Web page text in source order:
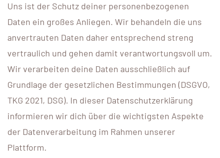
Uns ist der Schutz deiner personenbezogenen
Daten ein großes Anliegen. Wir behandeln die uns
anvertrauten Daten daher entsprechend streng
vertraulich und gehen damit verantwortungsvoll um.
Wir verarbeiten deine Daten ausschließlich auf
Grundlage der gesetzlichen Bestimmungen (DSGVO,
TKG 2021, DSG). In dieser Datenschutzerklärung
informieren wir dich über die wichtigsten Aspekte
der Datenverarbeitung im Rahmen unserer
Plattform.